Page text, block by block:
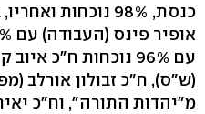
כנסת, 98%
עם 96% נוכחות ח"כ
(ש"ס), ח"כ זבולון אורלב
מ"יהדות התורה", וח"כ